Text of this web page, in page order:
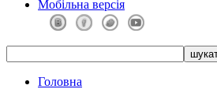
Мобільна версія
Головна